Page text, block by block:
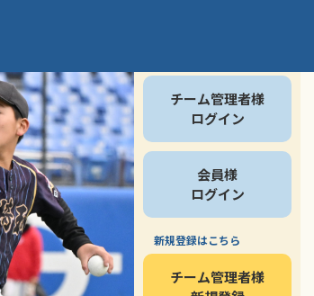
チーム管理者様
ログイン
会員様
ログイン
新規登録はこちら
チーム管理者様